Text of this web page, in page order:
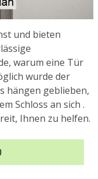
und bieten
warum eine Tür
wurde der
hängen geblieben,
Schloss an sich .
Ihnen zu helfen.